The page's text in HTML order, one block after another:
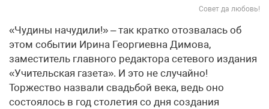
Совет да любовь!
«Чудины начудили!» – так кратко отозвалась об
этом событии Ирина Георгиевна Димова,
заместитель главного редактора сетевого издания
«Учительская газета». И это не случайно!
Торжество назвали свадьбой века, ведь оно
состоялось в год столетия со дня создания